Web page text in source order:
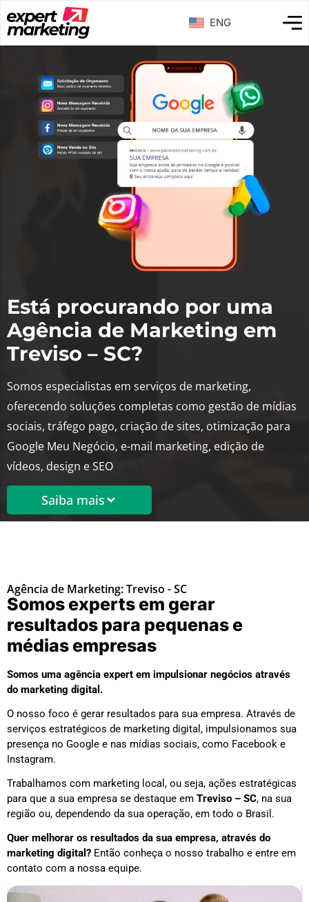
ENG
Está procurando por uma
Agência de Marketing em
Treviso – SC?
Somos especialistas em serviços de marketing,
oferecendo soluções completas como gestão de mídias
sociais, tráfego pago, criação de sites, otimização para
Google Meu Negócio, e-mail marketing, edição de
vídeos, design e SEO
Saiba mais
Agência de Marketing: Treviso - SC
Somos experts em gerar
resultados para pequenas e
médias empresas
Somos uma agência expert em impulsionar negócios através
do marketing digital.
O nosso foco é gerar resultados para sua empresa. Através de
serviços estratégicos de marketing digital, impulsionamos sua
presença no Google e nas mídias sociais, como Facebook e
Instagram.
Trabalhamos com marketing local, ou seja, ações estratégicas
para que a sua empresa se destaque em Treviso – SC, na sua
região ou, dependendo da sua operação, em todo o Brasil.
Quer melhorar os resultados da sua empresa, através do
marketing digital? Então conheça o nosso trabalho e entre em
contato com a nossa equipe.